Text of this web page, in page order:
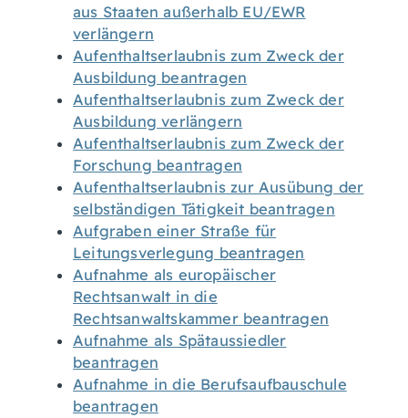
aus Staaten außerhalb EU/EWR
verlängern
Aufenthaltserlaubnis zum Zweck der
Ausbildung beantragen
Aufenthaltserlaubnis zum Zweck der
Ausbildung verlängern
Aufenthaltserlaubnis zum Zweck der
Forschung beantragen
Aufenthaltserlaubnis zur Ausübung der
selbständigen Tätigkeit beantragen
Aufgraben einer Straße für
Leitungsverlegung beantragen
Aufnahme als europäischer
Rechtsanwalt in die
Rechtsanwaltskammer beantragen
Aufnahme als Spätaussiedler
beantragen
Aufnahme in die Berufsaufbauschule
beantragen